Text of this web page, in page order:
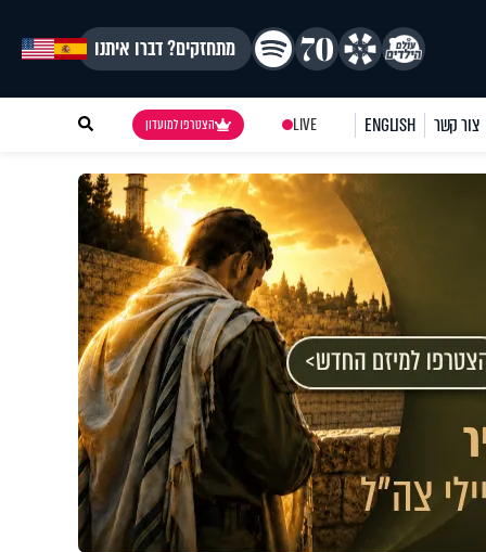
מתחזקים? דברו איתנו
צור קשר ENGLISH
LIVE הצטרפו למועדון